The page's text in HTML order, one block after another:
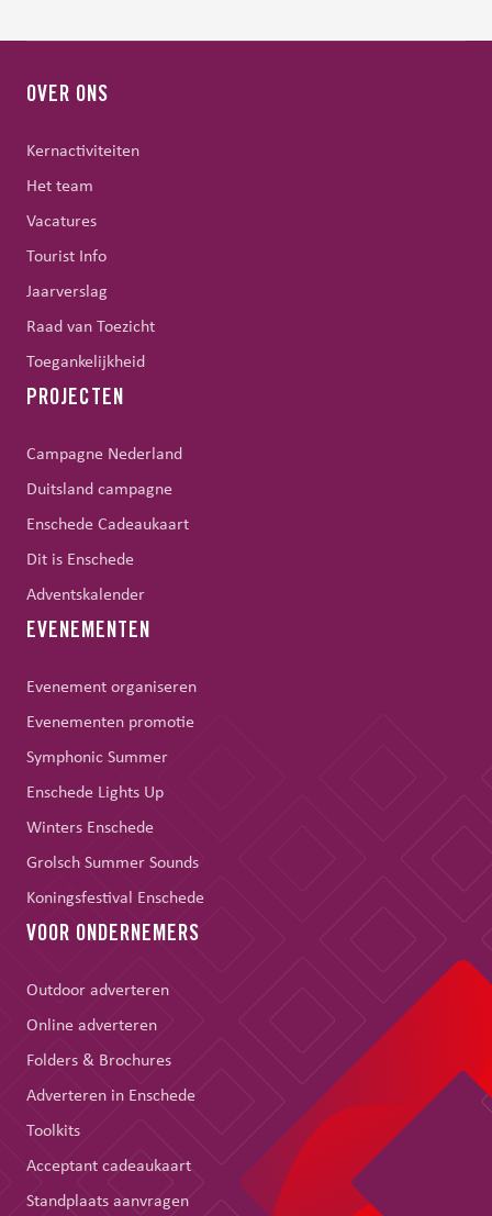
OVER ONS
Kernactiviteiten
Het team
Vacatures
Tourist Info
Jaarverslag
Raad van Toezicht
Toegankelijkheid
PROJECTEN
Campagne Nederland
Duitsland campagne
Enschede Cadeaukaart
Dit is Enschede
Adventskalender
EVENEMENTEN
Evenement organiseren
Evenementen promotie
Symphonic Summer
Enschede Lights Up
Winters Enschede
Grolsch Summer Sounds
Koningsfestival Enschede
VOOR ONDERNEMERS
Outdoor adverteren
Online adverteren
Folders & Brochures
Adverteren in Enschede
Toolkits
Acceptant cadeaukaart
Standplaats aanvragen